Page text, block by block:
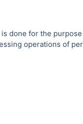
done for the
operations of